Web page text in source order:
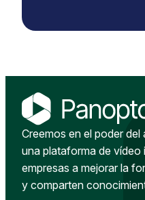
Creemos en el poder
una plataforma de vídeo
empresas a mejorar la
y comparten